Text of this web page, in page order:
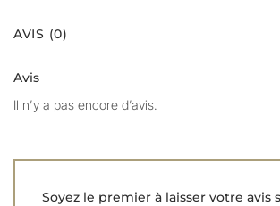
AVIS (0)
Avis
Il n’y a pas encore d’avis.
Soyez le premier à laisser votre avis